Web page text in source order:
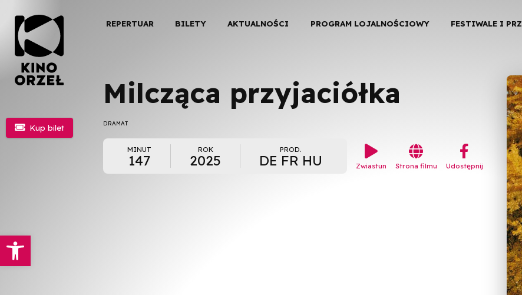
Otwórz pasek narzędzi
REPERTUAR BILETY AKTUALNOŚCI PROGRAM LOJALNOŚCIOWY FESTIWALE I
Milcząca przyjaciółka
DRAMAT
MINUT
147
ROK
2025
PROD.
DE FR HU

Zwiastun

Strona filmu
︁
Udostępnij
 Kup bilet